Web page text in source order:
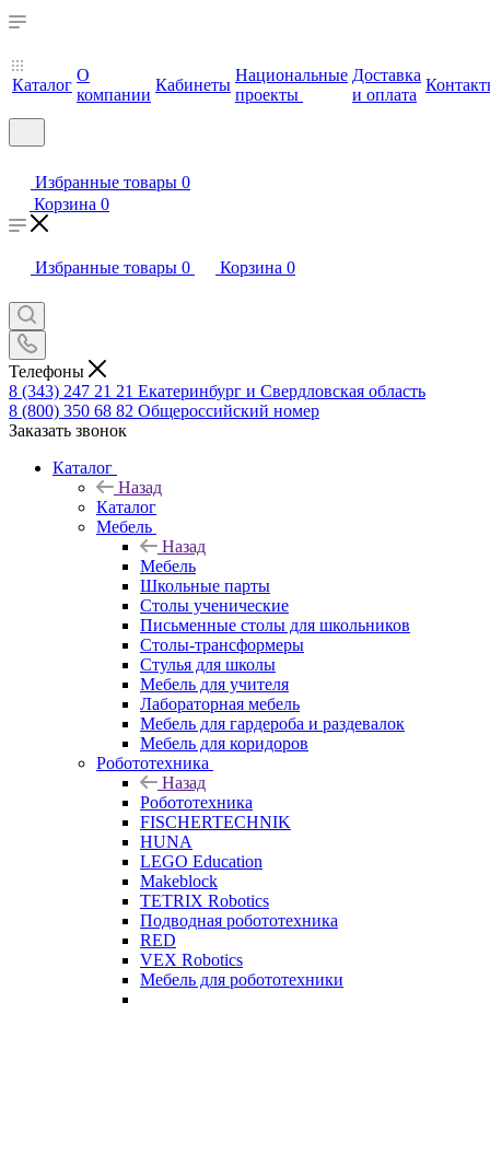
Каталог
О
компании
Кабинеты
Национальные
проекты
Доставка
и оплата
Избранные товары 0
Корзина 0
Избранные товары 0 Корзина 0
Телефоны
8 (343) 247 21 21 Екатеринбург и Свердловская область
8 (800) 350 68 82 Общероссийский номер
Заказать звонок
Каталог
Назад
Каталог
Мебель
Назад
Мебель
Школьные парты
Столы ученические
Письменные столы для школьников
Столы-трансформеры
Стулья для школы
Мебель для учителя
Лабораторная мебель
Мебель для гардероба и раздевалок
Мебель для коридоров
Робототехника
Назад
Робототехника
FISCHERTECHNIK
HUNA
LEGO Education
Makeblock
TETRIX Robotics
Подводная робототехника
RED
VEX Robotics
Мебель для робототехники